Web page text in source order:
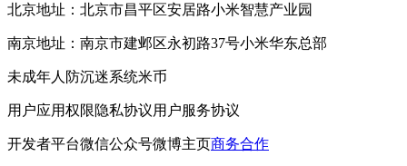
北京地址：北京市昌平区安居路小米智慧产业园
南京地址：南京市建邺区永初路37号小米华东总部
未成年人防沉迷系统米币
用户应用权限隐私协议用户服务协议
开发者平台微信公众号微博主页商务合作